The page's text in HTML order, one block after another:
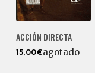
ACCIÓN DIRECTA
15,00€agotado